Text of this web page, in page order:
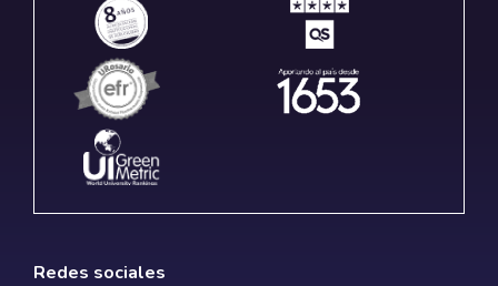
Redes sociales